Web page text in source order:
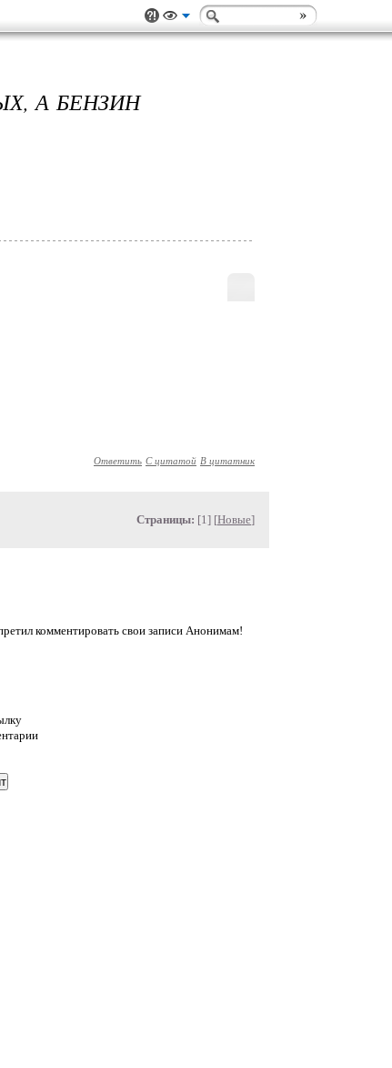
А БЕНЗИН
Ответить С цитатой В цитатник
Страницы: [1] [Новые]
комментировать свои записи Анонимам!